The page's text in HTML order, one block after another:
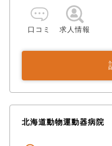
口コミ 求人情報
北海道動物運動器病院